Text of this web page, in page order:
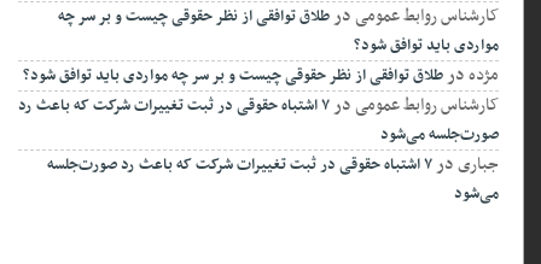
کارشناس روابط عمومیدرطلاق توافقی از نظر حقوقی چیست و بر سر چه
مواردی باید توافق شود؟
مژدهدرطلاق توافقی از نظر حقوقی چیست و بر سر چه مواردی باید توافق شود؟
کارشناس روابط عمومیدر ۷ اشتباه حقوقی در ثبت تغییرات شرکت که باعث رد
صورت‌جلسه می‌شود
جباریدر ۷ اشتباه حقوقی در ثبت تغییرات شرکت که باعث رد صورت‌جلسه
می‌شود